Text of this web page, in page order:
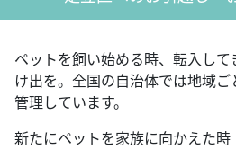
ペットを飼い始める時、転入し
け出を。全国の自治体では地域
管理しています。
新たにペットを家族に向かえた時